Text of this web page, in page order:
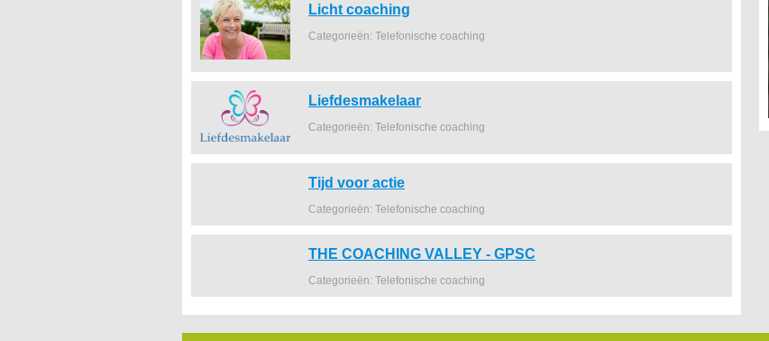
Licht coaching
Categorieën: Telefonische coaching
Liefdesmakelaar
Categorieën: Telefonische coaching
Tijd voor actie
Categorieën: Telefonische coaching
THE COACHING VALLEY - GPSC
Categorieën: Telefonische coaching